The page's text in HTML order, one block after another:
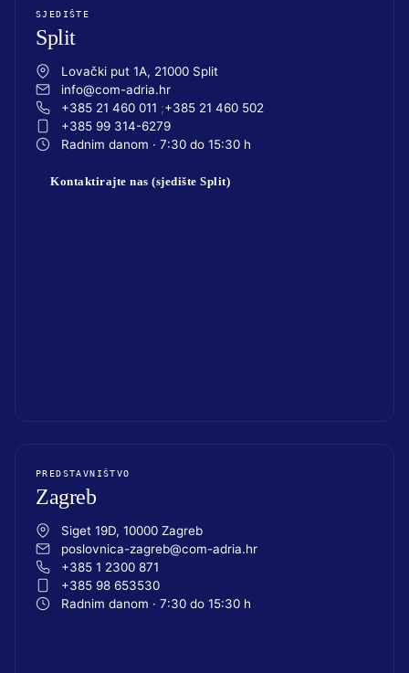
SJEDIŠTE
Split
Lovački put 1A, 21000 Split
info@com-adria.hr
+385 21 460 011
+385 21 460 502
+385 99 314-6279
Radnim danom · 7:30 do 15:30 h
Kontaktirajte nas (sjedište Split)
PREDSTAVNIŠTVO
Zagreb
Siget 19D, 10000 Zagreb
poslovnica-zagreb@com-adria.hr
+385 1 2300 871
+385 98 653530
Radnim danom · 7:30 do 15:30 h